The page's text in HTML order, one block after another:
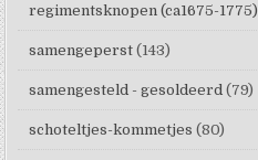
regimentsknopen (ca1675-1775)
samengeperst (143)
samengesteld - gesoldeerd (79)
schoteltjes-kommetjes (80)